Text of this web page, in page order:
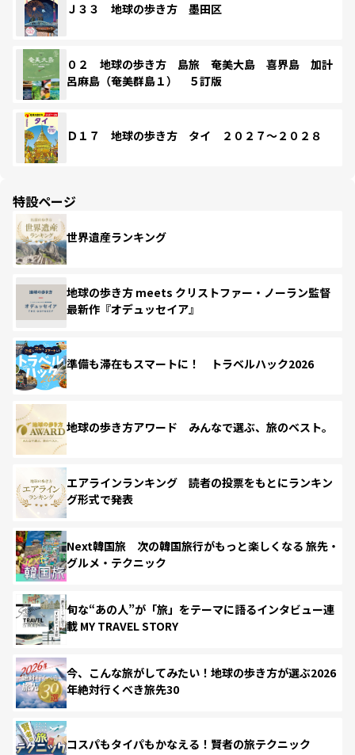
Ｊ３３ 地球の歩き方 墨田区
０２ 地球の歩き方 島旅 奄美大島 喜界島 加計
呂麻島（奄美群島１） ５訂版
Ｄ１７ 地球の歩き方 タイ ２０２７～２０２８
特設ページ
世界遺産ランキング
地球の歩き方 meets クリストファー・ノーラン監督
最新作『オデュッセイア』
準備も滞在もスマートに！ トラベルハック2026
地球の歩き方アワード みんなで選ぶ、旅のベスト。
エアラインランキング 読者の投票をもとにランキン
グ形式で発表
Next韓国旅 次の韓国旅行がもっと楽しくなる 旅先・
グルメ・テクニック
旬な“あの人”が「旅」をテーマに語るインタビュー連
載 MY TRAVEL STORY
今、こんな旅がしてみたい！地球の歩き方が選ぶ2026
年絶対行くべき旅先30
コスパもタイパもかなえる！賢者の旅テクニック